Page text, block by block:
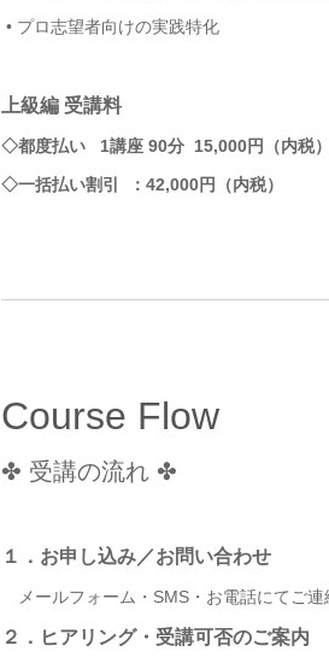
• プロ志望者向けの実践特化
上級編 受講料
◇都度払い 1講座 90分 15,000円（内税）
◇一括払い割引 ：42,000円（内税）
Course Flow
✤ 受講の流れ ✤
１．お申し込み／お問い合わせ
メールフォーム・SMS・お電話にてご連
２．ヒアリング・受講可否のご案内